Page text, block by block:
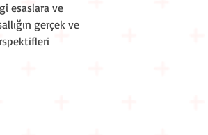
esaslara ve
gerçek ve